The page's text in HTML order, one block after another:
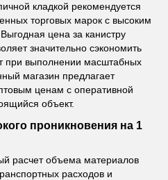
кладкой рекомендуется
торговых марок с высоким
цена за канистру
значительно сэкономить
при выполнении масштабных
магазин предлагает
ценам с оперативной
объект.
проникновения на 1
расчет объема материалов
расходов и